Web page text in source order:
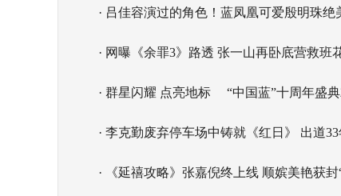
· 吕佳容演过的角色！蓝凤凰可爱殷明珠绝
· 网曝《余罪3》路透 张一山再卧底营救班
· 群星闪耀 点亮地标 “中国蓝”十周年盛
· 李克勤废弃停车场中铸就《红日》 出道
· 《延禧攻略》张嘉倪终上线 顺嫔美艳获封